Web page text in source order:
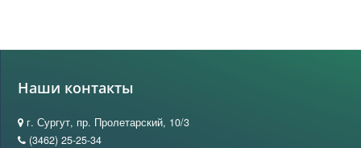
Наши контакты
г. Сургут, пр. Пролетарский, 10/3
(3462) 25-25-34